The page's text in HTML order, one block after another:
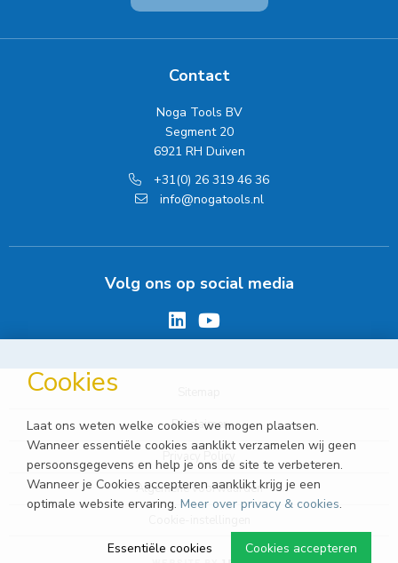
Cookies
Laat ons weten welke cookies we mogen plaatsen.
Wanneer essentiële cookies aanklikt verzamelen wij geen
persoonsgegevens en help je ons de site te verbeteren.
Wanneer je Cookies accepteren aanklikt krijg je een
optimale website ervaring. Meer over privacy & cookies.
Cookies accepteren
Essentiële cookies
Contact
Noga Tools BV
Segment 20
6921 RH Duiven
+31(0) 26 319 46 36
info@nogatools.nl
Volg ons op social media
Disclaimer
Privacy Policy
Algemene voorwaarden